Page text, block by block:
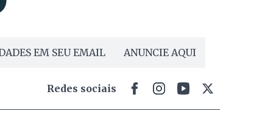
EM SEU EMAIL ANUNCIE AQUI
Redes sociais